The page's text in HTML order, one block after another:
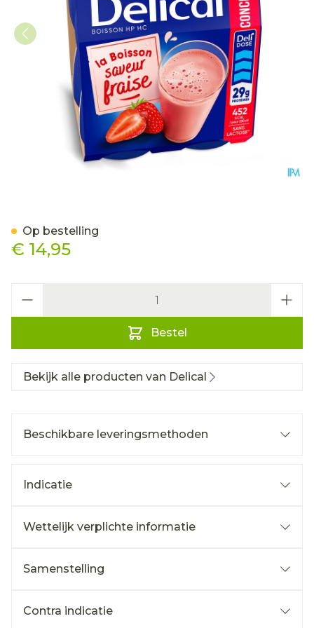
€ 14,95
Bestel
Op bestelling
Bekijk alle producten van Delical
Beschikbare leveringsmethoden
Indicatie
Wettelijk verplichte informatie
Samenstelling
Contra indicatie